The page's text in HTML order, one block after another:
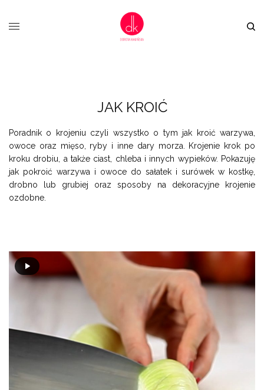
JAK KROIĆ
Poradnik o krojeniu czyli wszystko o tym jak kroić warzywa,
owoce oraz mięso, ryby i inne dary morza. Krojenie krok po
kroku drobiu, a także ciast, chleba i innych wypieków. Pokazuję
jak pokroić warzywa i owoce do sałatek i surówek w kostkę,
drobno lub grubiej oraz sposoby na dekoracyjne krojenie
ozdobne.